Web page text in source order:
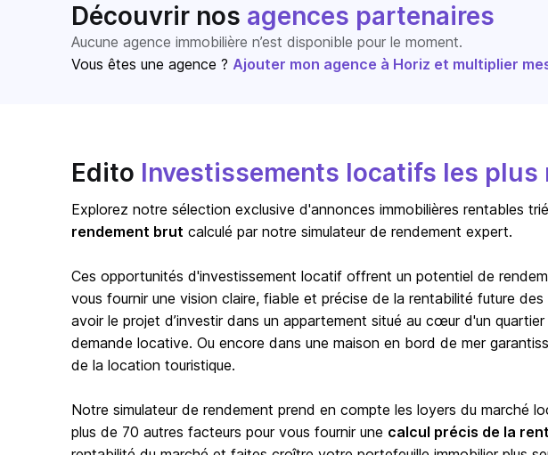
Découvrir nos agences partenaires
Aucune agence immobilière n’est disponible pour le moment.
Vous êtes une agence ? Ajouter mon agence à Horiz et multiplier
Edito Investissements locatifs les plus
Explorez notre sélection exclusive d'annonces immobilières rentables
rendement brut calculé par notre simulateur de rendement expert.
Ces opportunités d'investissement locatif offrent un potentiel de
vous fournir une vision claire, fiable et précise de la rentabilité future
avoir le projet d’investir dans un appartement situé au cœur d'un
demande locative. Ou encore dans une maison en bord de mer
de la location touristique.
Notre simulateur de rendement prend en compte les loyers du marché
plus de 70 autres facteurs pour vous fournir une calcul précis de la